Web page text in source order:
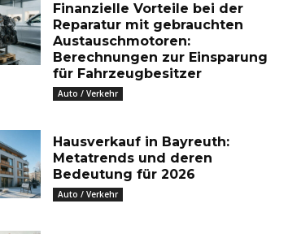
Finanzielle Vorteile bei der
Reparatur mit gebrauchten
Austauschmotoren:
Berechnungen zur Einsparung
für Fahrzeugbesitzer
Auto / Verkehr
Hausverkauf in Bayreuth:
Metatrends und deren
Bedeutung für 2026
Auto / Verkehr